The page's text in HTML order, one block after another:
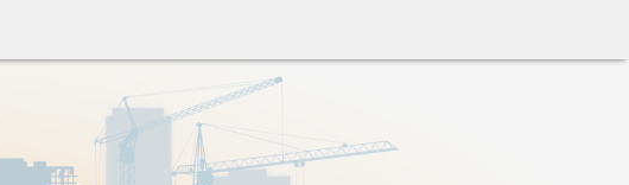
День Государственного флага Российской Федерации
-День знаний
-
День сотрудника органов внутренних дел РФ
27 января
День полного освобождения Ленинграда от фашистской